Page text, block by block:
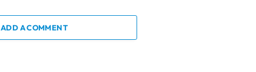
ADD A COMMENT